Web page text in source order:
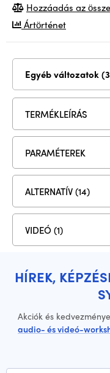
Hozzáadás az
Ártörténet
Egyéb
TERMÉKLEÍRÁS
PARAMÉTEREK
ALTERNATÍV (14)
VIDEÓ (1)
HÍREK,
Akciók és
audio- és videó-